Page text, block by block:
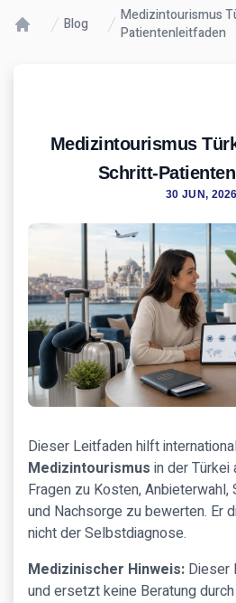
Blog
Medizintourismus
Patientenleitfaden
Medizintourismus
Schritt-
30 JUN, 2026
Dieser Leitfaden hilft
Medizintourismus in der Türkei
Fragen zu Kosten, Anbieterwahl,
und Nachsorge zu bewerten. Er
nicht der Selbstdiagnose.
Medizinischer Hinweis: Dieser
und ersetzt keine Beratung